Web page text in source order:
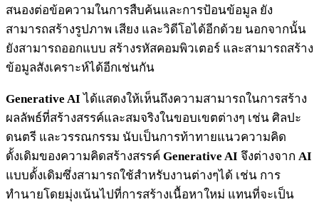
สนองต่อข้อความในการสืบค้นและการป้อนข้อมูล ยัง
สามารถสร้างรูปภาพ เสียง และวิดีโอได้อีกด้วย นอกจากนั้น
ยังสามารถออกแบบ สร้างรหัสคอมพิวเตอร์ และสามารถสร้าง
ข้อมูลสังเคราะห์ได้อีกเช่นกัน
Generative AI ได้แสดงให้เห็นถึงความสามารถในการสร้าง
ผลลัพธ์ที่สร้างสรรค์และสมจริงในขอบเขตต่างๆ เช่น ศิลปะ
ดนตรี และวรรณกรรม นับเป็นการท้าทายแนวความคิด
ดั้งเดิมของความคิดสร้างสรรค์ Generative AI จึงต่างจาก AI
แบบดั้งเดิมซึ่งสามารถใช้สำหรับงานต่างๆได้ เช่น การ
ทำนายโดยมุ่งเน้นไปที่การสร้างเนื้อหาใหม่ แทนที่จะเป็น